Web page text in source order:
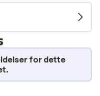
for dette